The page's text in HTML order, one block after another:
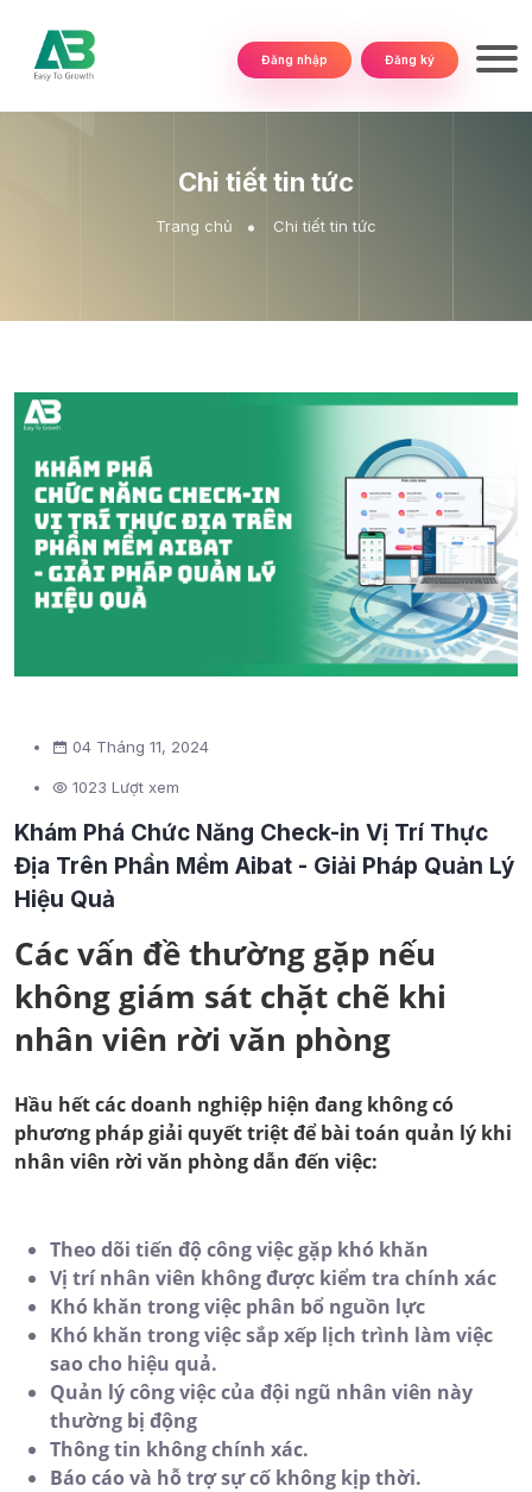
Đăng nhập Đăng ký
Chi tiết tin tức
Trang chủ Chi tiết tin tức
04 Tháng 11, 2024
1023 Lượt xem
Khám Phá Chức Năng Check-in Vị Trí Thực
Địa Trên Phần Mềm Aibat - Giải Pháp Quản Lý
Hiệu Quả
Các vấn đề thường gặp nếu
không giám sát chặt chẽ khi
nhân viên rời văn phòng
Hầu hết các doanh nghiệp hiện đang không có
phương pháp giải quyết triệt để bài toán quản lý khi
nhân viên rời văn phòng dẫn đến việc:
Theo dõi tiến độ công việc gặp khó khăn
Vị trí nhân viên không được kiểm tra chính xác
Khó khăn trong việc phân bổ nguồn lực
Khó khăn trong việc sắp xếp lịch trình làm việc
sao cho hiệu quả.
Quản lý công việc của đội ngũ nhân viên này
thường bị động
Thông tin không chính xác.
Báo cáo và hỗ trợ sự cố không kịp thời.